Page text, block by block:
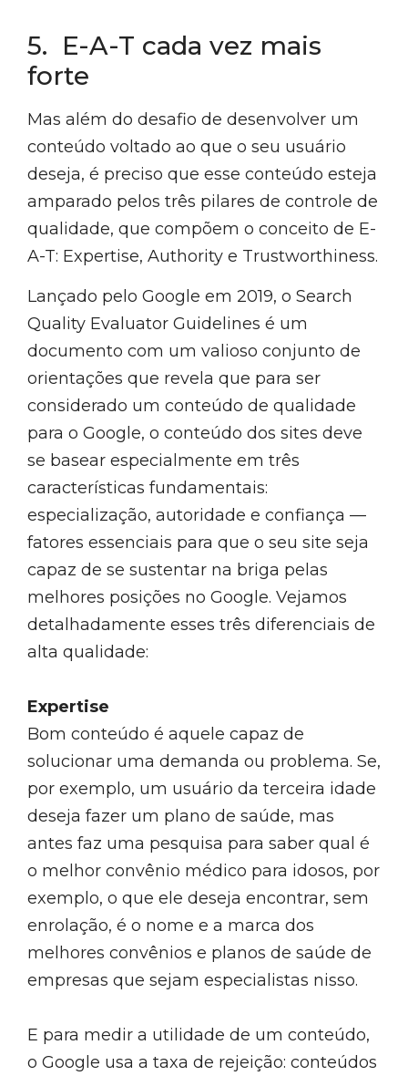
5. E-A-T cada vez mais
forte
Mas além do desafio de desenvolver um
conteúdo voltado ao que o seu usuário
deseja, é preciso que esse conteúdo esteja
amparado pelos três pilares de controle de
qualidade, que compõem o conceito de E-
A-T: Expertise, Authority e Trustworthiness.
Lançado pelo Google em 2019, o Search
Quality Evaluator Guidelines é um
documento com um valioso conjunto de
orientações que revela que para ser
considerado um conteúdo de qualidade
para o Google, o conteúdo dos sites deve
se basear especialmente em três
características fundamentais:
especialização, autoridade e confiança —
fatores essenciais para que o seu site seja
capaz de se sustentar na briga pelas
melhores posições no Google. Vejamos
detalhadamente esses três diferenciais de
alta qualidade:
Expertise
Bom conteúdo é aquele capaz de
solucionar uma demanda ou problema. Se,
por exemplo, um usuário da terceira idade
deseja fazer um plano de saúde, mas
antes faz uma pesquisa para saber qual é
o melhor convênio médico para idosos, por
exemplo, o que ele deseja encontrar, sem
enrolação, é o nome e a marca dos
melhores convênios e planos de saúde de
empresas que sejam especialistas nisso.
E para medir a utilidade de um conteúdo,
o Google usa a taxa de rejeição: conteúdos